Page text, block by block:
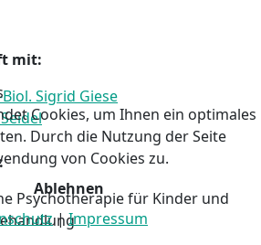
mit:
Sigrid Giese
Psychotherapie für Kinder und
Cookies, um Ihnen ein optimales
Durch die Nutzung der Seite
von Cookies zu.
Ablehnen
|Impressum